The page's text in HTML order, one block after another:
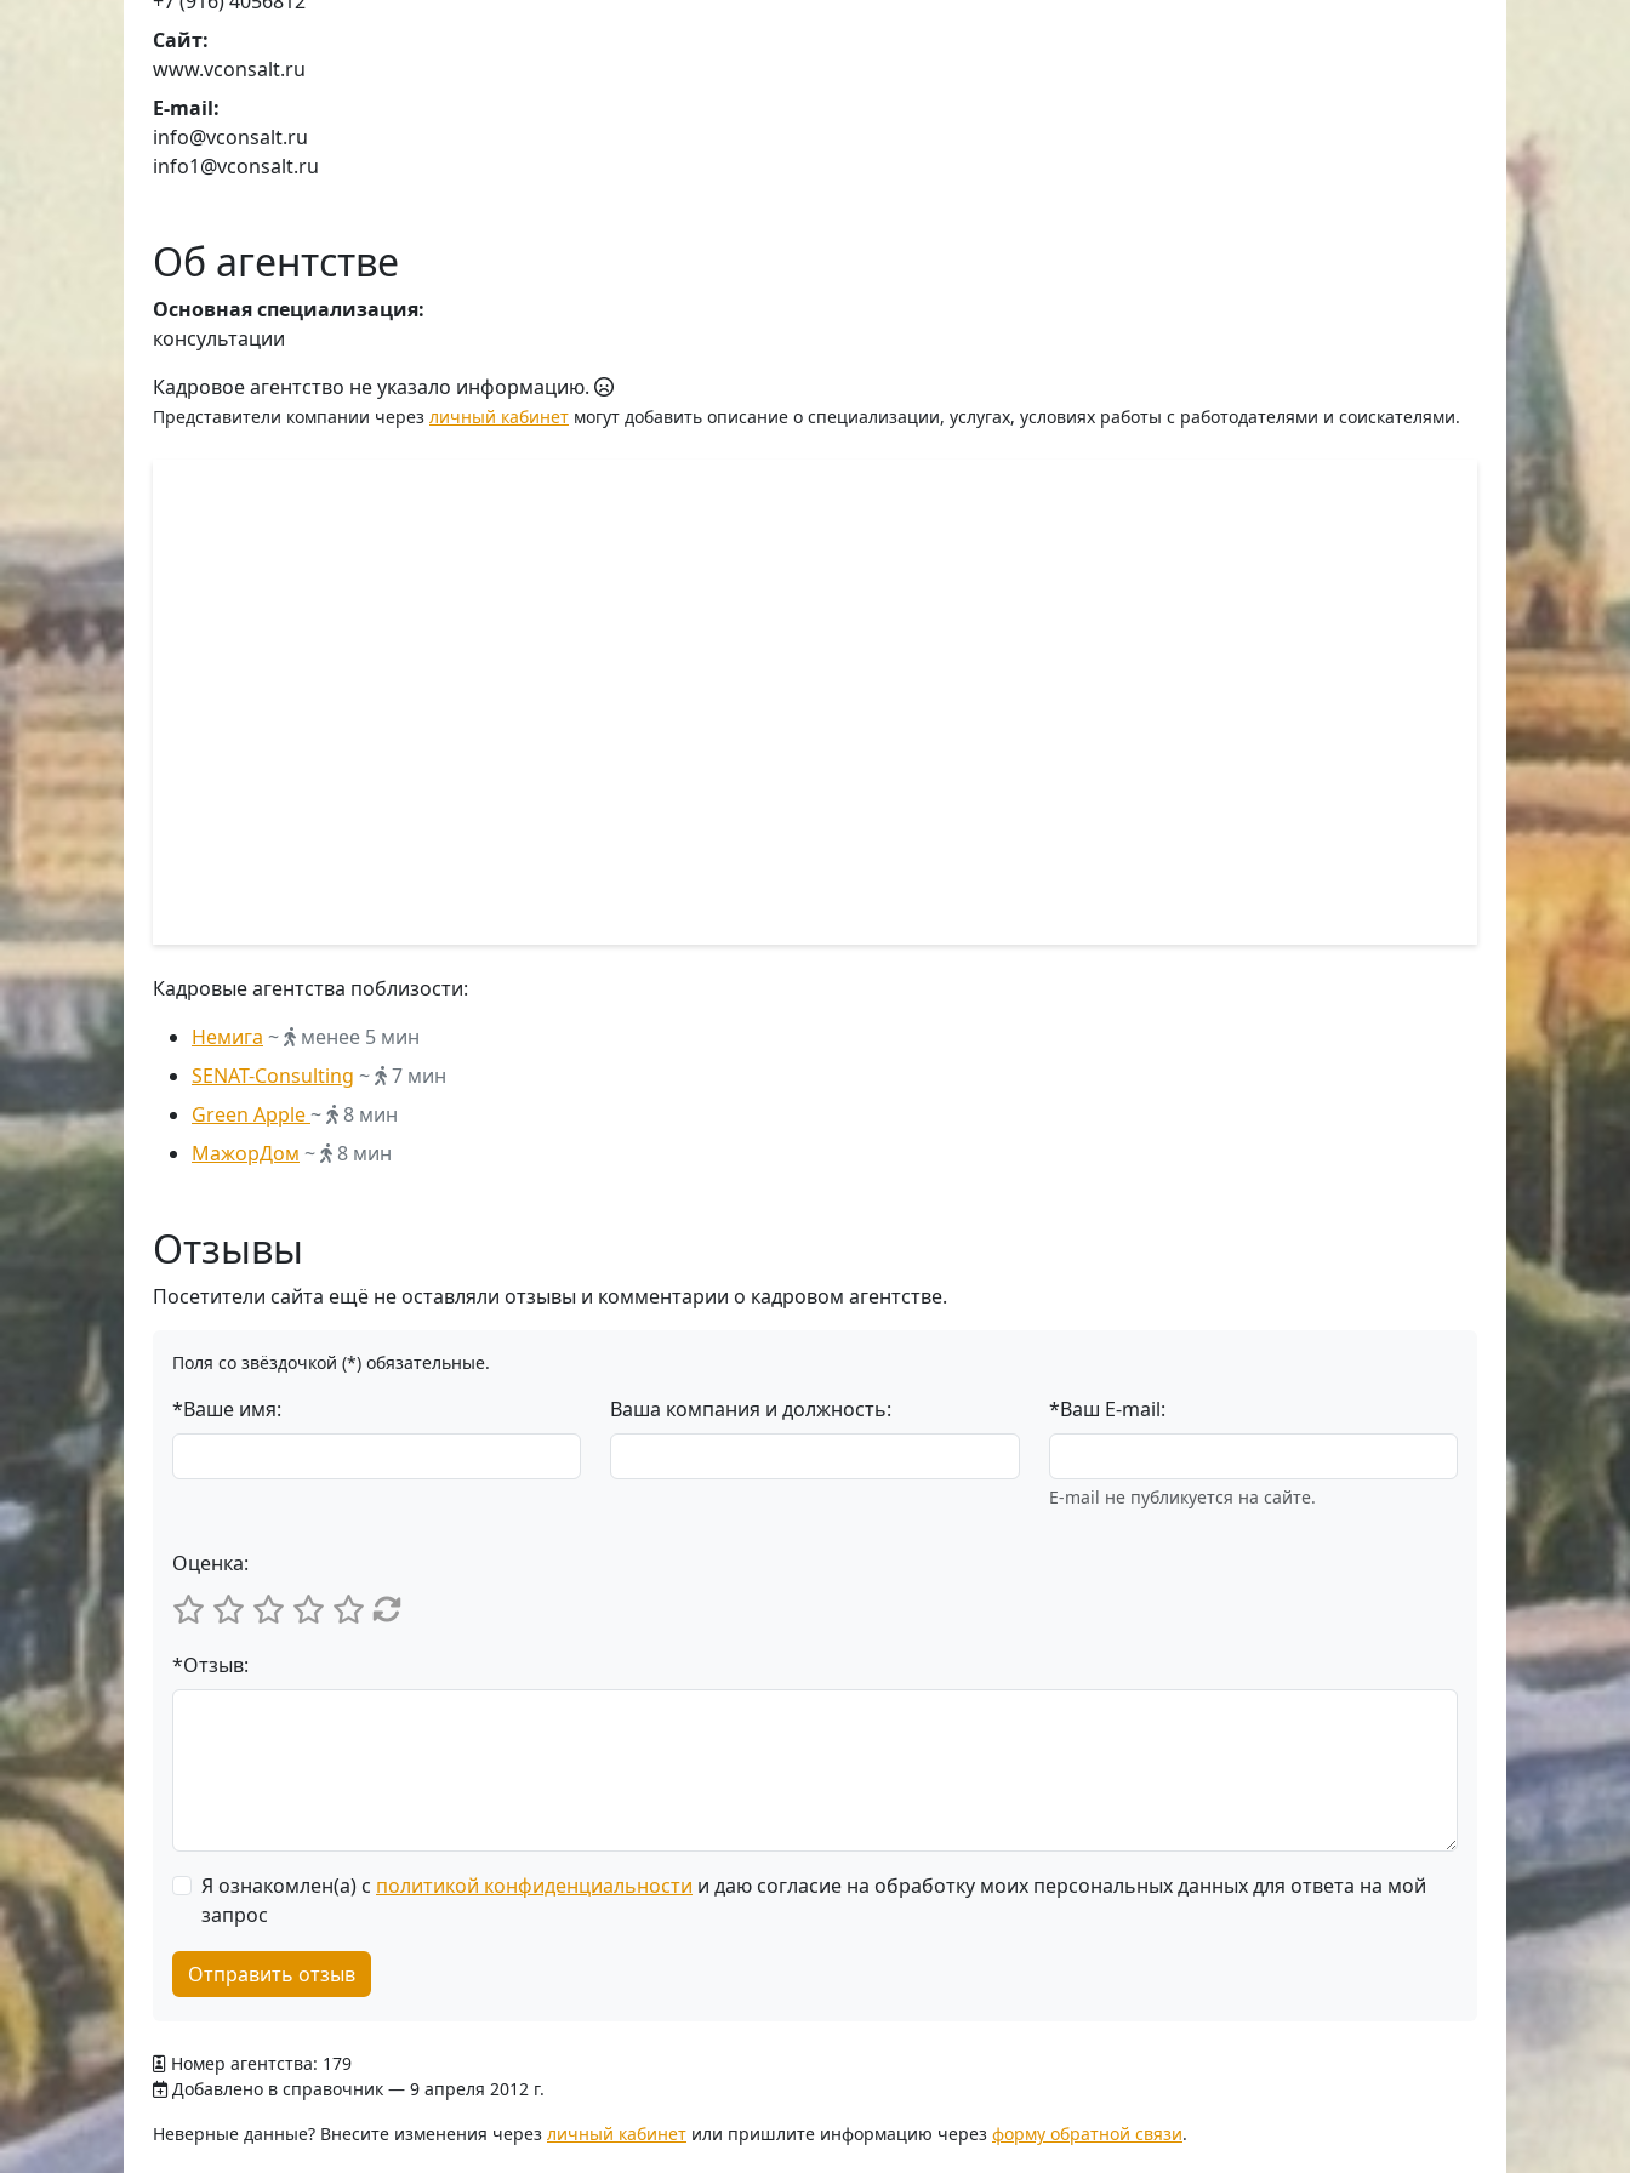
Сайт:
www.vconsalt.ru
E-mail:
info@vconsalt.ru
info1@vconsalt.ru
Об агентстве
Основная специализация:
консультации
Кадровое агентство не указало информацию.
Представители компании через личный кабинет могут добавить описание о специализации, услугах, условиях работы с работодателями и соискателями.
Кадровые агентства поблизости:
Немига ~
менее 5 мин
SENAT-Consulting ~
7 мин
Green Apple~
8 мин
МажорДом ~ 8 мин
Отзывы
Посетители сайта ещё не оставляли отзывы и комментарии о кадровом агентстве.
Поля со звёздочкой (*) обязательные.
*Ваше имя: Ваша компания и должность: *Ваш E-mail:
E-mail не публикуется на сайте.
Оценка:
*Отзыв:
Я ознакомлен(а) с политикой конфиденциальности и даю согласие на обработку моих персональных данных для ответа на мой
запрос
Отправить отзыв
Номер агентства: 179
Добавлено в справочник — 9 апреля 2012 г.
Неверные данные? Внесите изменения через личный кабинет или пришлите информацию через форму обратной связи.